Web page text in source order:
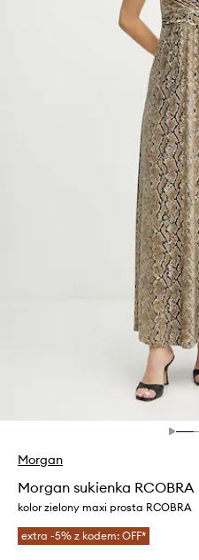
Morgan
Morgan sukienka RCOBRA
kolor zielony maxi prosta RCOBRA
extra -5% z kodem: OFF*